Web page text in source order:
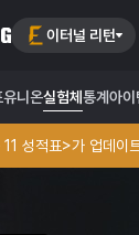
이터널 리턴
유니온실험체 통계 아이
성적표>가 업데이